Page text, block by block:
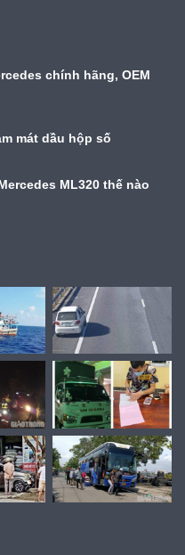
chính hãng, OEM
mát dầu hộp số
ML320 thế nào